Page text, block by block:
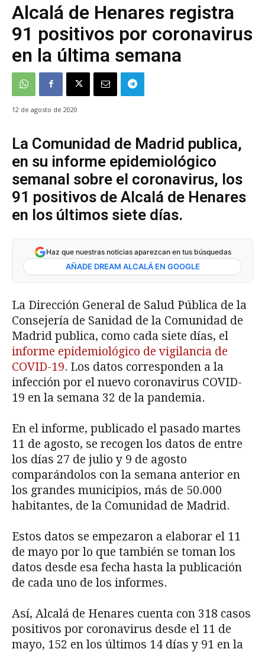
Alcalá de Henares registra
91 positivos por coronavirus
en la última semana
12 de agosto de 2020
La Comunidad de Madrid publica,
en su informe epidemiológico
semanal sobre el coronavirus, los
91 positivos de Alcalá de Henares
en los últimos siete días.
Haz que nuestras noticias aparezcan en tus búsquedas
AÑADE DREAM ALCALÁ EN GOOGLE
La Dirección General de Salud Pública de la
Consejería de Sanidad de la Comunidad de
Madrid publica, como cada siete días, el
informe epidemiológico de vigilancia de
COVID-19. Los datos corresponden a la
infección por el nuevo coronavirus COVID-
19 en la semana 32 de la pandemia.
En el informe, publicado el pasado martes
11 de agosto, se recogen los datos de entre
los días 27 de julio y 9 de agosto
comparándolos con la semana anterior en
los grandes municipios, más de 50.000
habitantes, de la Comunidad de Madrid.
Estos datos se empezaron a elaborar el 11
de mayo por lo que también se toman los
datos desde esa fecha hasta la publicación
de cada uno de los informes.
Así, Alcalá de Henares cuenta con 318 casos
positivos por coronavirus desde el 11 de
mayo, 152 en los últimos 14 días y 91 en la